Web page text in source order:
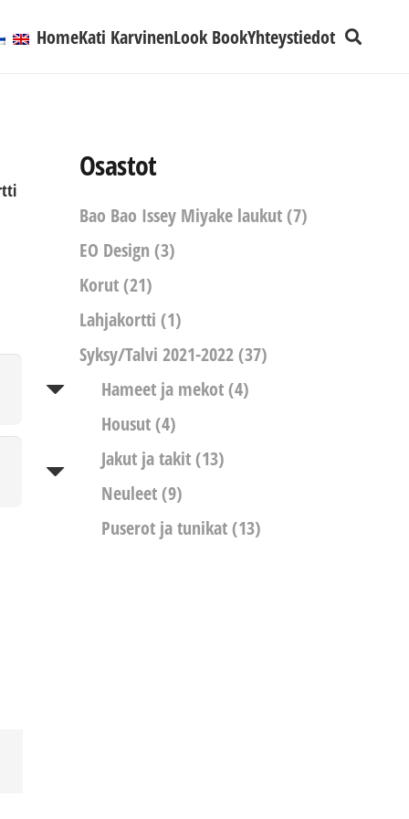
HomeKati KarvinenLook BookYhteystiedot
Osastot
Bao Bao Issey Miyake laukut(7)
EO Design (3)
Korut(21)
Lahjakortti (1)
Syksy/Talvi 2021-2022(37)
Hameet ja mekot(4)
Housut(4)
Jakut ja takit(13)
Neuleet(9)
Puserot ja tunikat(13)